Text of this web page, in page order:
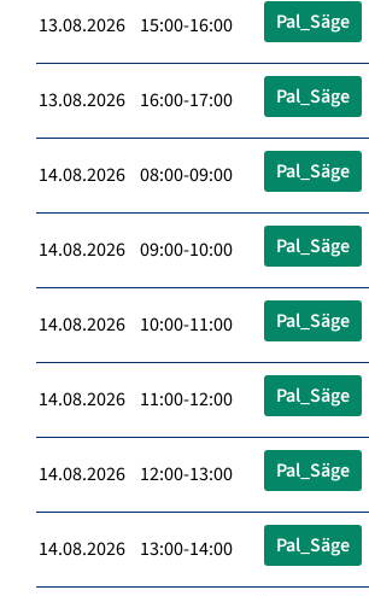
13.08.2026 15:00-16:00 Pal_Säge
13.08.2026 16:00-17:00 Pal_Säge
14.08.2026 08:00-09:00 Pal_Säge
14.08.2026 09:00-10:00 Pal_Säge
14.08.2026 10:00-11:00 Pal_Säge
14.08.2026 11:00-12:00 Pal_Säge
14.08.2026 12:00-13:00 Pal_Säge
14.08.2026 13:00-14:00 Pal_Säge